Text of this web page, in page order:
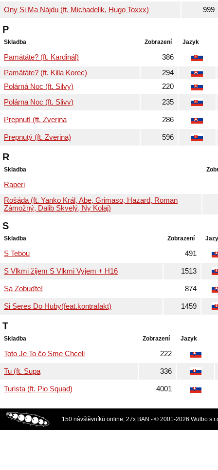
Ony Si Ma Nájdu (ft. Michadelik, Hugo Toxxx) 999
P
Skladba Zobrazení Jazyk
Pamätáte? (ft. Kardinál)
386
Pamätáte? (ft. Killa Korec)
294
Polárná Noc (ft. Silvy)
220
Polárna Noc (ft. Slivv)
235
Prepnutí (ft. Zverina 286
Prepnutý (ft. Zverina) 596
R
Skladba
Raperi
Rošáda (ft. Yanko Král, Abe, Grimaso, Hazard, Roman
Zámožný, Dalib Skvelý, Ny Kolaj)
S
Skladba Zobrazení
S Tebou 491
S Vlkmi žijem S Vlkmi Vyjem + H16 1513
Sa Zobuďte! 874
Si Seres Do Huby(feat.kontrafakt) 1459
T
Skladba Zobrazení Jazyk
Toto Je To čo Sme Chceli 222
Tu (ft. Supa 336
Turista (ft. Pio Squad) 4001
150 návštěvníků online, 27x BAN - © 2001-2026 Wulbo